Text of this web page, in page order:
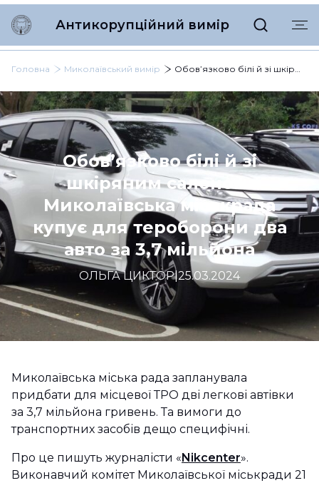
Антикорупційний вимір
Головна Миколаївський вимір Обов’язково білі й зі шкіряним салоном: Миколаївська міськрада купує для тероборони два авто за 3,7 мільйона
Обов’язково білі й зі
шкіряним салоном:
Миколаївська міськрада
купує для тероборони два
авто за 3,7 мільйона
ОЛЬГА ЦИКТОР|25.03.2024
Миколаївська міська рада запланувала
придбати для місцевої ТРО дві легкові автівки
за 3,7 мільйона гривень. Та вимоги до
транспортних засобів дещо специфічні.
Про це пишуть журналісти «Nikcenter».
Виконавчий комітет Миколаївської міськради 21